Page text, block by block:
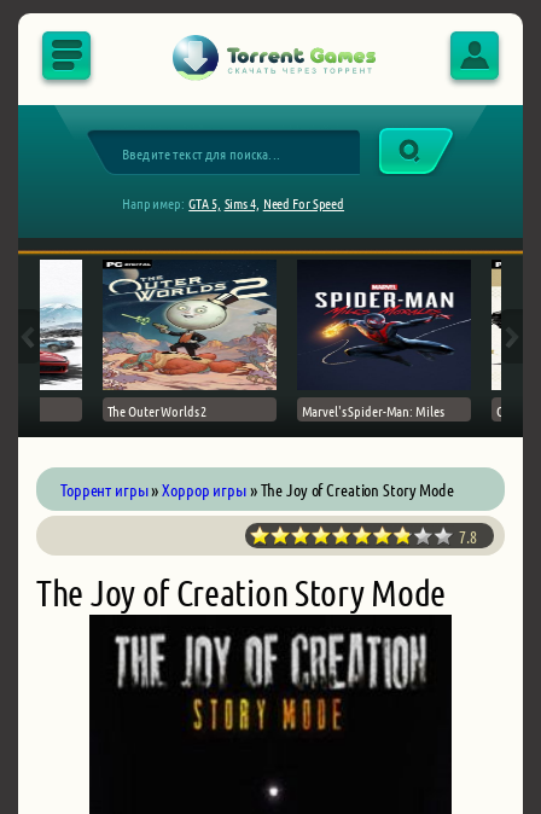
Например: GTA 5, Sims 4, Need For Speed
The Outer Worlds 2 Marvel's Spider-Man: Miles Ghost
Торрент игры»Хоррор игры» The Joy of Creation Story Mode
7.8
The Joy of Creation Story Mode